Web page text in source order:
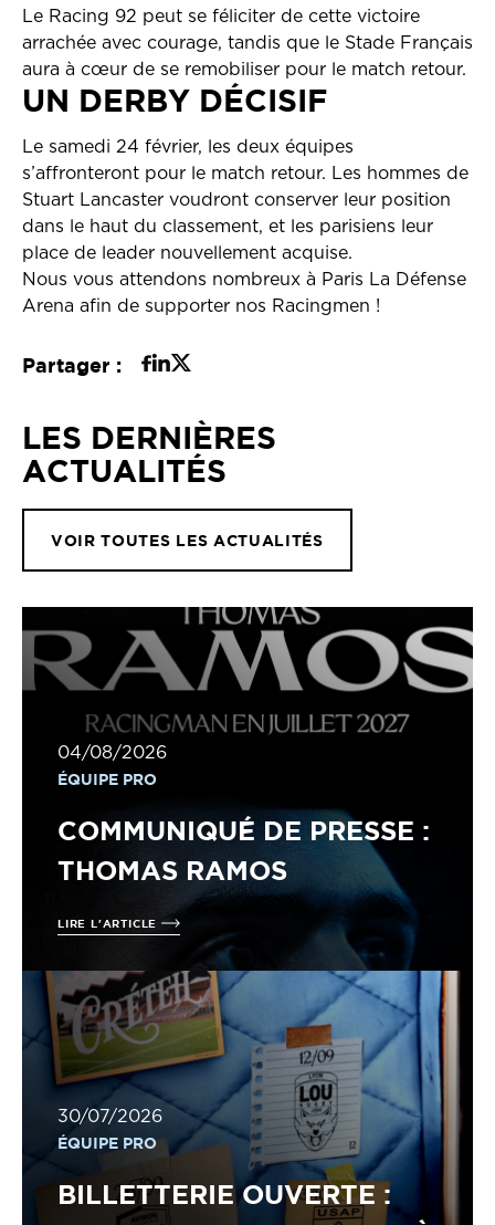
Le Racing 92 peut se féliciter de cette victoire
arrachée avec courage, tandis que le Stade Français
aura à cœur de se remobiliser pour le match retour.
UN DERBY DÉCISIF
Le samedi 24 février, les deux équipes
s’affronteront pour le match retour. Les hommes de
Stuart Lancaster voudront conserver leur position
dans le haut du classement, et les parisiens leur
place de leader nouvellement acquise.
Nous vous attendons nombreux à Paris La Défense
Arena afin de supporter nos Racingmen !
Partager :
LES DERNIÈRES
ACTUALITÉS
VOIR TOUTES LES ACTUALITÉS
04/08/2026
ÉQUIPE PRO
COMMUNIQUÉ DE PRESSE :
THOMAS RAMOS
LIRE L'ARTICLE
30/07/2026
ÉQUIPE PRO
BILLETTERIE OUVERTE :